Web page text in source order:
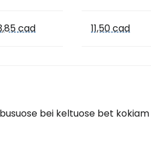
cad 11,50 cad
bei keltuose bet kokiam